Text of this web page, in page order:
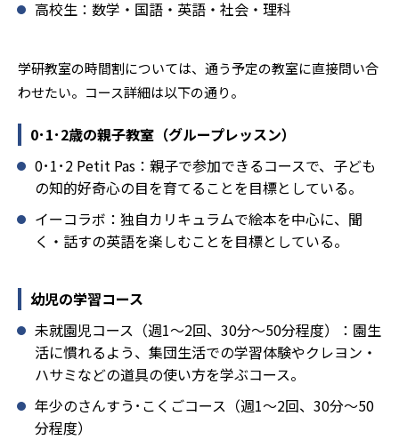
分、生徒によっては物足りなく感じる可能性がある点だろ
高校生：数学・国語・英語・社会・理科
学研教室の時間割については、通う予定の教室に直接問い合
わせたい。コース詳細は以下の通り。
0･1･2歳の親子教室（グループレッスン）
0･1･2 Petit Pas：親子で参加できるコースで、子ども
の知的好奇心の目を育てることを目標としている。
イーコラボ：独自カリキュラムで絵本を中心に、聞
く・話すの英語を楽しむことを目標としている。
幼児の学習コース
未就園児コース（週1～2回、30分～50分程度）：園生
活に慣れるよう、集団生活での学習体験やクレヨン・
ハサミなどの道具の使い方を学ぶコース。
年少のさんすう･こくごコース（週1～2回、30分～50
分程度）